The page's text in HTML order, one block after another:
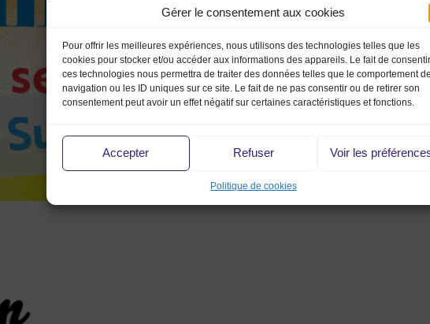
Gérer le consentement aux cookies
Pour offrir les meilleures expériences, nous utilisons des technologies telles que les
cookies pour stocker et/ou accéder aux informations des appareils. Le fait de
ces technologies nous permettra de traiter des données telles que le comportement de
navigation ou les ID uniques sur ce site. Le fait de ne pas consentir ou de retirer son
consentement peut avoir un effet négatif sur certaines caractéristiques et fonctions.
Accepter Refuser Voir les
Politique de cookies